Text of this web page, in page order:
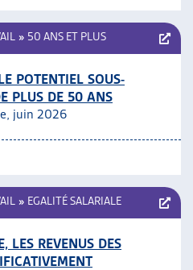
» 50 ANS ET PLUS
POTENTIEL SOUS-
PLUS DE 50 ANS
juin 2026
» EGALITÉ SALARIALE
LES REVENUS DES